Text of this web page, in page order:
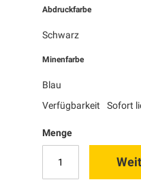
Abdruckfarbe
Schwarz
Minenfarbe
Blau
Verfügbarkeit
Sofort
Menge